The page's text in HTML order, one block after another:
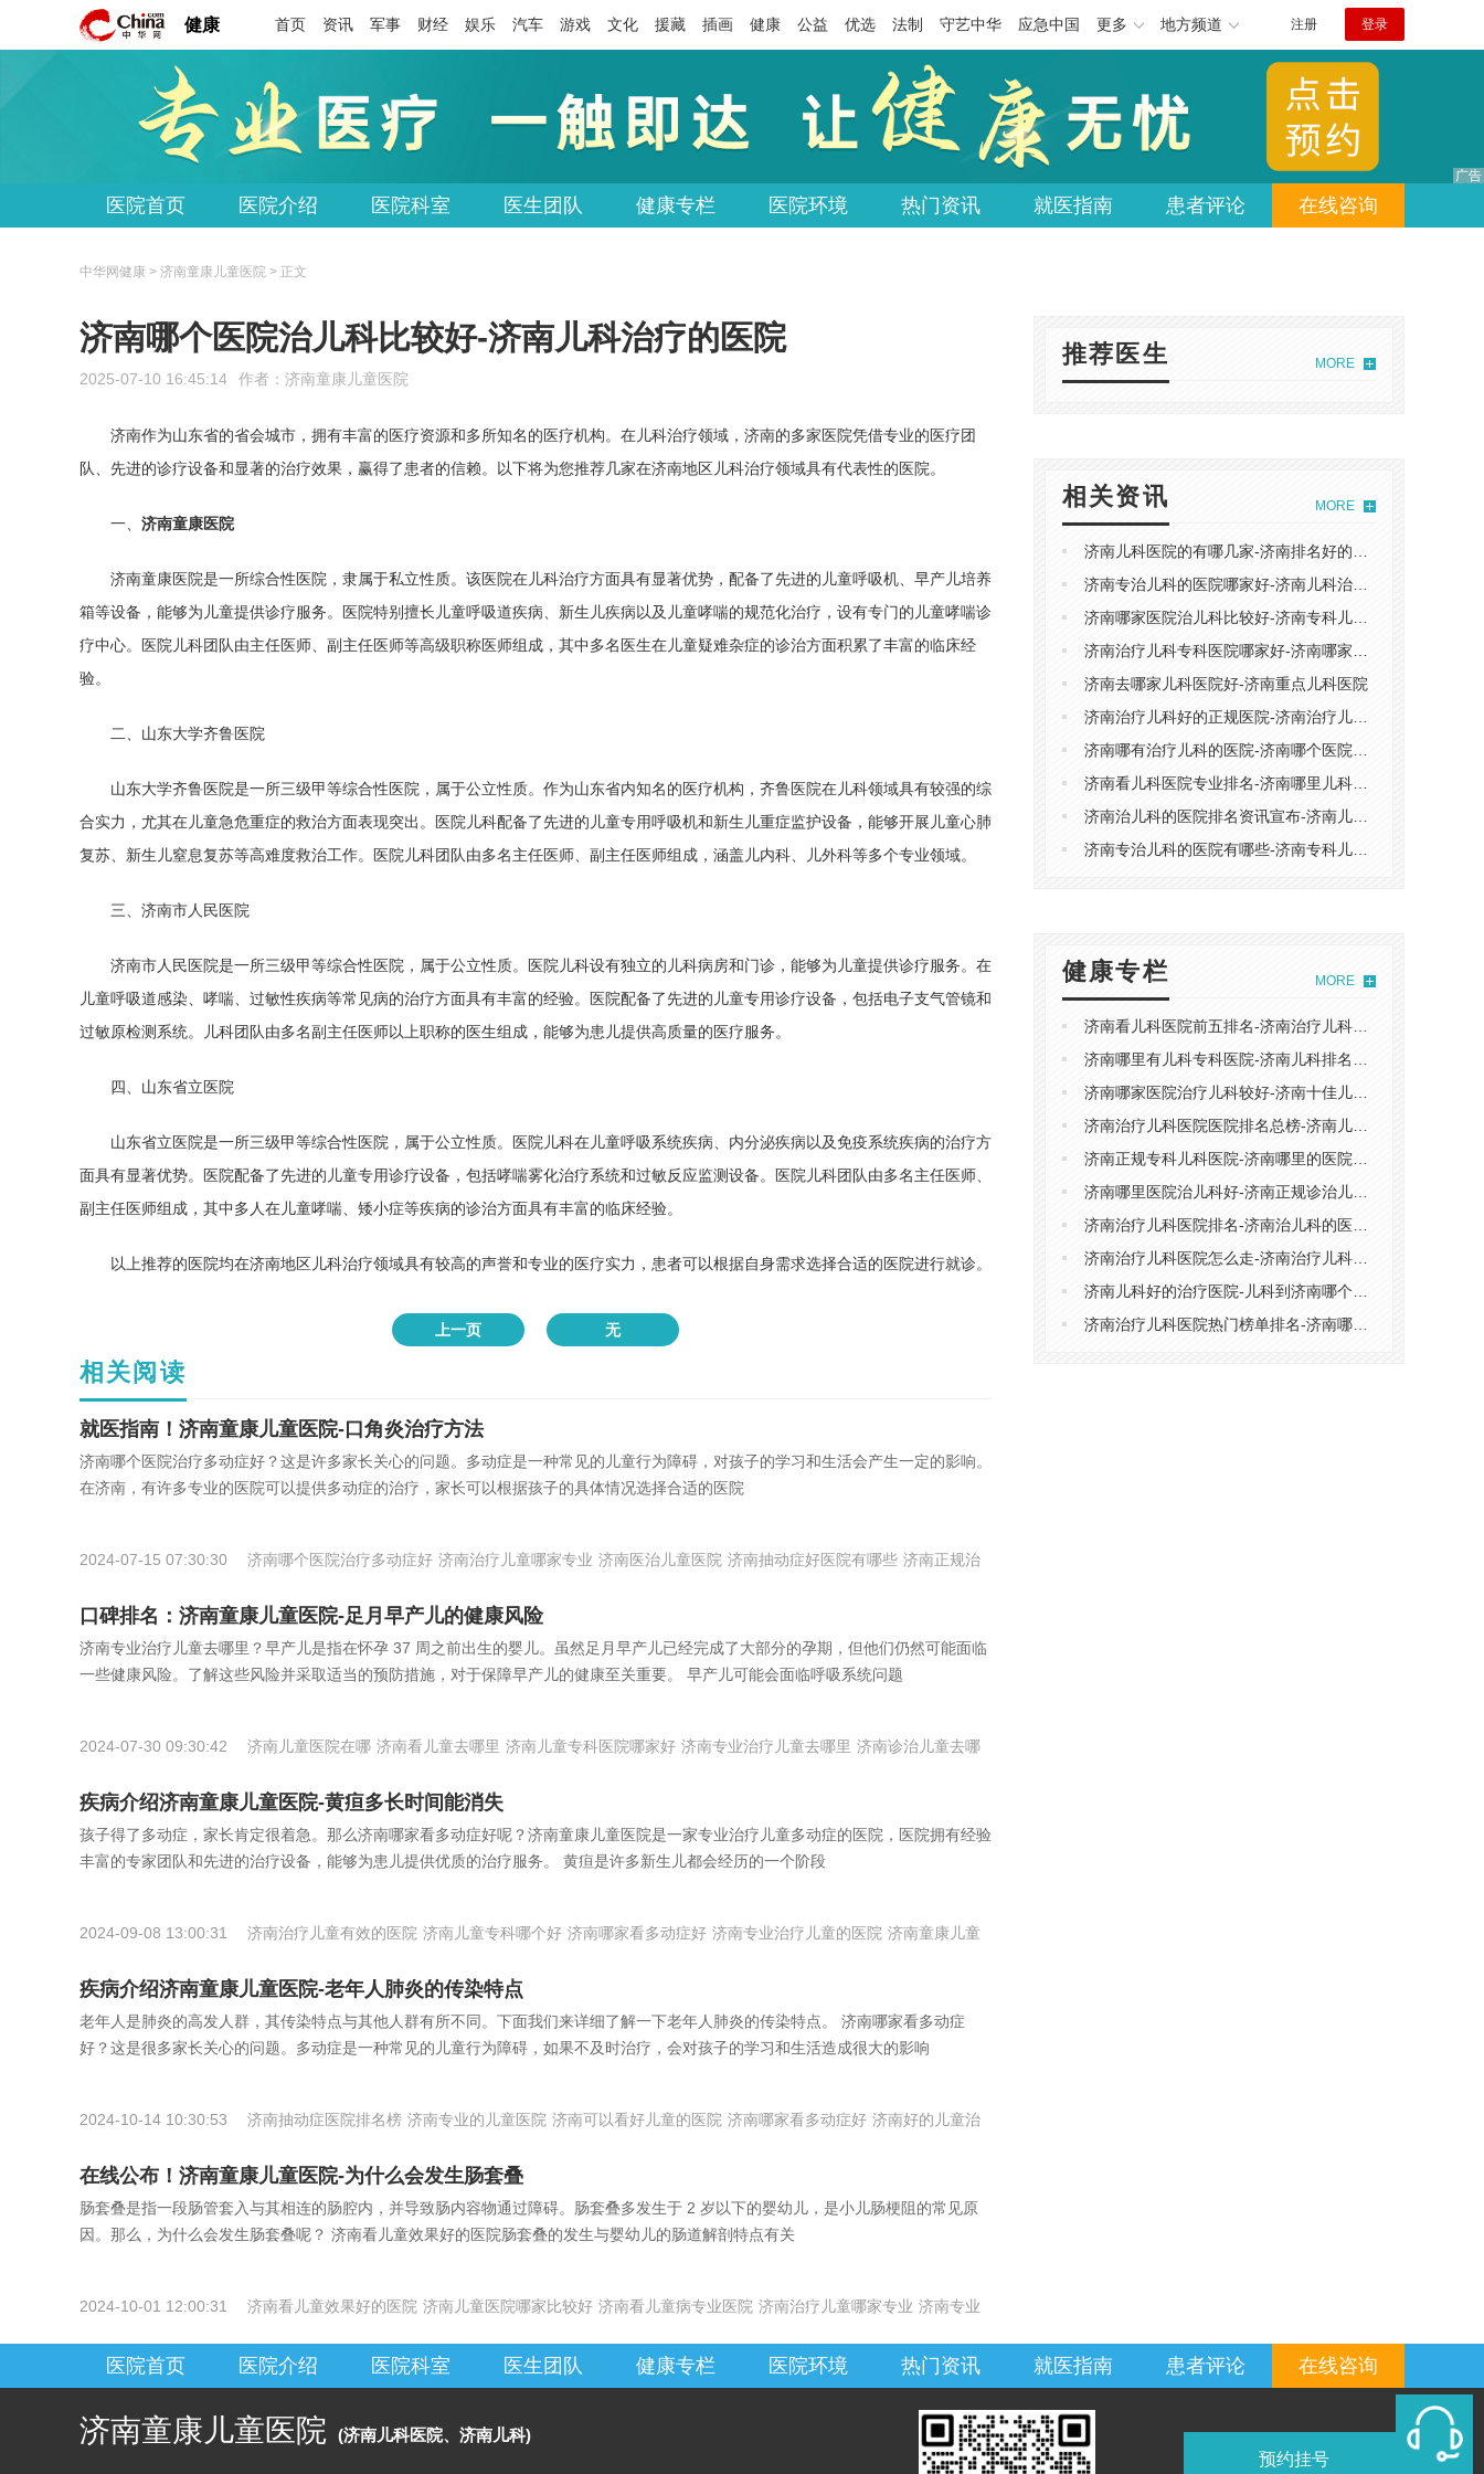
健康 首页 资讯 军事 财经 娱乐 汽车 游戏 文化 援藏 插画 健康 公益 优选 法制 守艺中华 应急中国 更多 地方频道 注册 登录
医院首页 医院介绍 医院科室 医生团队 健康专栏 医院环境 热门资讯 就医指南 患者评论 在线咨询
中华网健康 > 济南童康儿童医院 > 正文
济南哪个医院治儿科比较好-济南儿科治疗的医院
2025-07-10 16:45:14 作者： 济南童康儿童医院
济南作为山东省的省会城市，拥有丰富的医疗资源和多所知名的医疗机构。在儿科治疗领域，济南的多家医院凭借专业的医疗团
队、先进的诊疗设备和显著的治疗效果，赢得了患者的信赖。以下将为您推荐几家在济南地区儿科治疗领域具有代表性的医院。
一、 济南童康医院
济南童康医院是一所综合性医院，隶属于私立性质。该医院在儿科治疗方面具有显著优势，配备了先进的儿童呼吸机、早产儿培养
箱等设备，能够为儿童提供诊疗服务。医院特别擅长儿童呼吸道疾病、新生儿疾病以及儿童哮喘的规范化治疗，设有专门的儿童哮喘诊
疗中心。医院儿科团队由主任医师、副主任医师等高级职称医师组成，其中多名医生在儿童疑难杂症的诊治方面积累了丰富的临床经
验。
二、山东大学齐鲁医院
山东大学齐鲁医院是一所三级甲等综合性医院，属于公立性质。作为山东省内知名的医疗机构，齐鲁医院在儿科领域具有较强的综
合实力，尤其在儿童急危重症的救治方面表现突出。医院儿科配备了先进的儿童专用呼吸机和新生儿重症监护设备，能够开展儿童心肺
复苏、新生儿窒息复苏等高难度救治工作。医院儿科团队由多名主任医师、副主任医师组成，涵盖儿内科、儿外科等多个专业领域。
三、济南市人民医院
济南市人民医院是一所三级甲等综合性医院，属于公立性质。医院儿科设有独立的儿科病房和门诊，能够为儿童提供诊疗服务。在
儿童呼吸道感染、哮喘、过敏性疾病等常见病的治疗方面具有丰富的经验。医院配备了先进的儿童专用诊疗设备，包括电子支气管镜和
过敏原检测系统。儿科团队由多名副主任医师以上职称的医生组成，能够为患儿提供高质量的医疗服务。
四、山东省立医院
山东省立医院是一所三级甲等综合性医院，属于公立性质。医院儿科在儿童呼吸系统疾病、内分泌疾病以及免疫系统疾病的治疗方
面具有显著优势。医院配备了先进的儿童专用诊疗设备，包括哮喘雾化治疗系统和过敏反应监测设备。医院儿科团队由多名主任医师、
副主任医师组成，其中多人在儿童哮喘、矮小症等疾病的诊治方面具有丰富的临床经验。
以上推荐的医院均在济南地区儿科治疗领域具有较高的声誉和专业的医疗实力，患者可以根据自身需求选择合适的医院进行就诊。
上一页 无
相关阅读
就医指南！济南童康儿童医院-口角炎治疗方法
济南哪个医院治疗多动症好？这是许多家长关心的问题。多动症是一种常见的儿童行为障碍，对孩子的学习和生活会产生一定的影响。
在济南，有许多专业的医院可以提供多动症的治疗，家长可以根据孩子的具体情况选择合适的医院
2024-07-15 07:30:30 济南哪个医院治疗多动症好 济南治疗儿童哪家专业 济南医治儿童医院 济南抽动症好医院有哪些 济南正规治
口碑排名：济南童康儿童医院-足月早产儿的健康风险
济南专业治疗儿童去哪里？早产儿是指在怀孕 37 周之前出生的婴儿。虽然足月早产儿已经完成了大部分的孕期，但他们仍然可能面临
一些健康风险。了解这些风险并采取适当的预防措施，对于保障早产儿的健康至关重要。 早产儿可能会面临呼吸系统问题
2024-07-30 09:30:42 济南儿童医院在哪 济南看儿童去哪里 济南儿童专科医院哪家好 济南专业治疗儿童去哪里 济南诊治儿童去哪
疾病介绍济南童康儿童医院-黄疸多长时间能消失
孩子得了多动症，家长肯定很着急。那么济南哪家看多动症好呢？济南童康儿童医院是一家专业治疗儿童多动症的医院，医院拥有经验
丰富的专家团队和先进的治疗设备，能够为患儿提供优质的治疗服务。 黄疸是许多新生儿都会经历的一个阶段
2024-09-08 13:00:31 济南治疗儿童有效的医院 济南儿童专科哪个好 济南哪家看多动症好 济南专业治疗儿童的医院 济南童康儿童
疾病介绍济南童康儿童医院-老年人肺炎的传染特点
老年人是肺炎的高发人群，其传染特点与其他人群有所不同。下面我们来详细了解一下老年人肺炎的传染特点。 济南哪家看多动症
好？这是很多家长关心的问题。多动症是一种常见的儿童行为障碍，如果不及时治疗，会对孩子的学习和生活造成很大的影响
2024-10-14 10:30:53 济南抽动症医院排名榜 济南专业的儿童医院 济南可以看好儿童的医院 济南哪家看多动症好 济南好的儿童治
在线公布！济南童康儿童医院-为什么会发生肠套叠
肠套叠是指一段肠管套入与其相连的肠腔内，并导致肠内容物通过障碍。肠套叠多发生于 2 岁以下的婴幼儿，是小儿肠梗阻的常见原
因。那么，为什么会发生肠套叠呢？ 济南看儿童效果好的医院肠套叠的发生与婴幼儿的肠道解剖特点有关
2024-10-01 12:00:31 济南看儿童效果好的医院 济南儿童医院哪家比较好 济南看儿童病专业医院 济南治疗儿童哪家专业 济南专业
推荐医生 MORE
相关资讯 MORE
济南去哪家儿科医院好-济南重点儿科医院
健康专栏 MORE
医院首页 医院介绍 医院科室 医生团队 健康专栏 医院环境 热门资讯 就医指南 患者评论 在线咨询
预约挂号
济南童康儿童医院 (济南儿科医院、济南儿科)